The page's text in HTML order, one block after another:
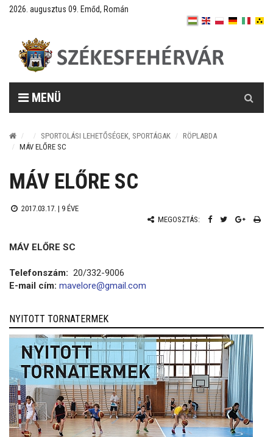
2026. augusztus 09. Emőd, Román
MENÜ
SPORTOLÁSI LEHETŐSÉGEK, SPORTÁGAK
RÖPLABDA
MÁV ELŐRE SC
MÁV ELŐRE SC
2017.03.17. | 9 ÉVE
MEGOSZTÁS:
MÁV ELŐRE SC
Telefonszám: 20/332-9006
E-mail cím: mavelore@gmail.com
NYITOTT TORNATERMEK